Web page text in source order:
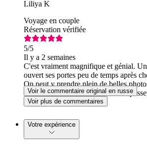
Liliya K
Voyage en couple
Réservation vérifiée
5/5
Il y a 2 semaines
C'est vraiment magnifique et génial.
ouvert ses portes peu de temps après
On peut y prendre plein de belles
détour. Et vous repartirez avec un
Voir le commentaire original en russe
Voir plus de commentaires
Votre expérience